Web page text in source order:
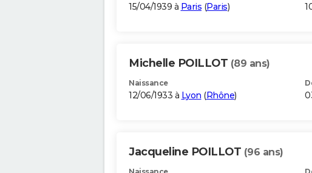
15/04/1939 à Paris (Paris)
Michelle POILLOT (89 ans)
Naissance
12/06/1933 à Lyon (Rhône)
Jacqueline POILLOT (96 ans)